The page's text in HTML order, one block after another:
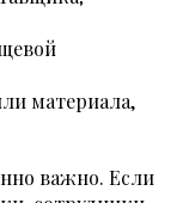
материала,
важно. Если